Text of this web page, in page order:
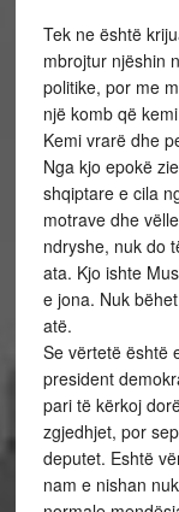
Tek ne është
mbrojtur njëshin
politike, por me
një komb që
Kemi vrarë dhe
Nga kjo epokë
shqiptare e cila
motrave dhe
ndryshe, nuk do
ata. Kjo ishte
e jona. Nuk
atë.
Se vërtetë është
president
pari të kërkoj
zgjedhjet, por
deputet. Eshtë
nam e nishan